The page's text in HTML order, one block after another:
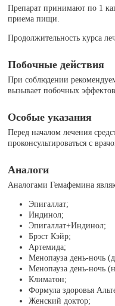
Препарат принимают по 1
приема пищи.
Продолжительность курса
Побочные действия
При соблюдении
вызывает побочных эффектов.
Особые указания
Перед началом лечения
проконсультироваться с
Аналоги
Аналогами Гемафемина
Эпигаллат;
Индинол;
Эпигаллат+Индинол;
Брэст Кэйр;
Артемида;
Менопауза день-ночь
Менопауза день-ночь
Климатон;
Формула здоровья
Женский доктор;